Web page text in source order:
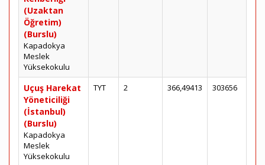
(Uzaktan
Öğretim)
(Burslu)
Kapadokya
Meslek
Yüksekokulu
Uçuş Harekat
Yöneticiliği
(İstanbul)
(Burslu)
Kapadokya
Meslek
Yüksekokulu
TYT 2 366,49413 303656